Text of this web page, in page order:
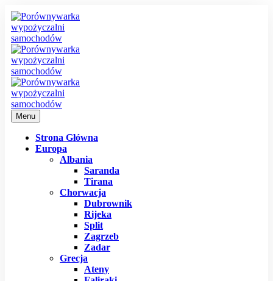
Menu
Strona Główna
Europa
Albania
Saranda
Tirana
Chorwacja
Dubrownik
Rijeka
Split
Zagrzeb
Zadar
Grecja
Ateny